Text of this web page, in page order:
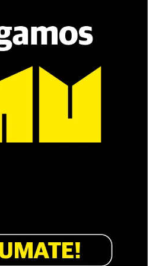
Pérez
La frase de la madre de la joven
que puedan encarnar la
de 41 años.